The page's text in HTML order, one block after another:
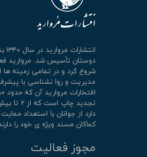
دوستان تأسیس شد. مروارید
شروع کرد و در تمامی زمینه ها
مدیریت و روا نشناسی با
تجدید
دارد از جوانان با استعداد
کماکان مسند ویژه ی خود را
مجوز فعالیت